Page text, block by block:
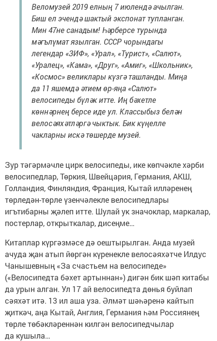
Веломузей 2019 елның 7 июлендә ачылган.
Биш ел эчендә шактый экспонат тупланган.
Мин 47не санадым! Һәрберсе турында
мәгълүмат язылган. СССР чорындагы
легендар «ЗИФ», «Урал», «Турист», «Салют»,
«Уралец», «Кама», «Друг», «Амиг», «Школьник»,
«Космос» великлары күзгә ташланды. Миңа
да 11 яшемдә әтием өр-яңа «Салют»
велосипеды бүләк итте. Иң бәхетле
көннәрнең берсе иде ул. Классыбыз белән
велосәяхәтләргә чыктык. Бик күңелле
чакларны искә төшерде музей.
Зур тәгәрмәчле цирк велосипеды, ике көпчәкле хәрби
велосипедлар, Төркия, Швейцария, Германия, АКШ,
Голландия, Финляндия, Франция, Кытай илләренең
төрледән-төрле үзенчәлекле велосипедлары
игътибарны җәлеп итте. Шулай ук значоклар, маркалар,
постерлар, открыткалар, дисеңме…
Китаплар күргәзмәсе дә оештырылган. Анда музей
ачуда җан атып йөргән күренекле велосәяхәтче Илдус
Чанышевның «За счастьем на велосипеде»
(«Велосипедта бәхет артыннан») дигән бик шәп китабы
да урын алган. Ул 17 ай велосипедта дөнья буйлап
сәяхәт итә. 13 ил аша уза. Әлмәт шәһәренә кайтып
җиткәч, аңа Кытай, Англия, Германия һәм Россиянең
төрле төбәкләреннән килгән велосипедчылар
да кушыла…